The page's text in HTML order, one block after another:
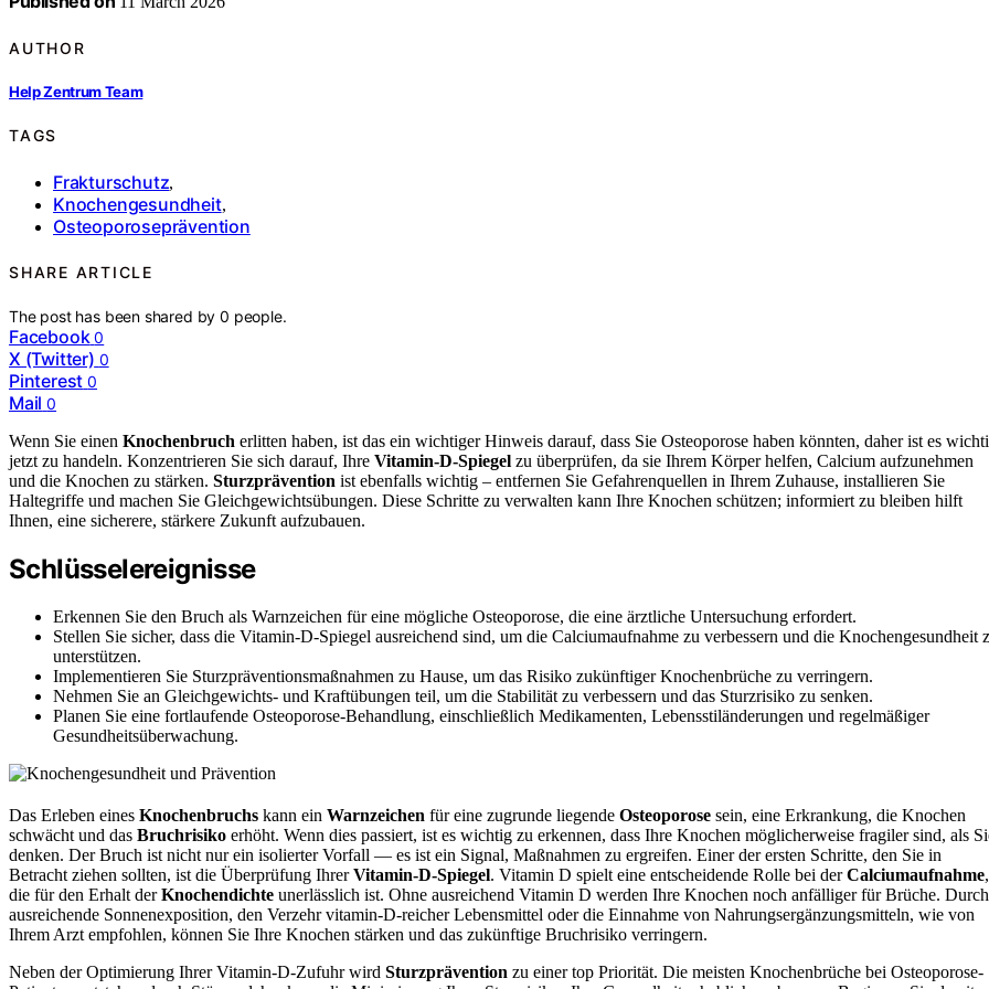
AUTHOR
Help Zentrum Team
TAGS
Frakturschutz,
Knochengesundheit,
Osteoporoseprävention
SHARE ARTICLE
The post has been shared by0 people.
Facebook 0
X (Twitter) 0
Pinterest 0
Mail 0
Wenn Sie einen Knochenbruch erlitten haben, ist das ein wichtiger Hinweis darauf, dass Sie Osteoporose haben könnten, daher ist es
jetzt zu handeln. Konzentrieren Sie sich darauf, Ihre Vitamin-D-Spiegel zu überprüfen, da sie Ihrem Körper helfen, Calcium aufzunehmen
und die Knochen zu stärken. Sturzprävention ist ebenfalls wichtig – entfernen Sie Gefahrenquellen in Ihrem Zuhause, installieren Sie
Haltegriffe und machen Sie Gleichgewichtsübungen. Diese Schritte zu verwalten kann Ihre Knochen schützen; informiert zu bleiben hilft
Ihnen, eine sicherere, stärkere Zukunft aufzubauen.
Schlüsselereignisse
Erkennen Sie den Bruch als Warnzeichen für eine mögliche Osteoporose, die eine ärztliche Untersuchung erfordert.
Stellen Sie sicher, dass die Vitamin-D-Spiegel ausreichend sind, um die Calciumaufnahme zu verbessern und die Knochengesundheit
unterstützen.
Implementieren Sie Sturzpräventionsmaßnahmen zu Hause, um das Risiko zukünftiger Knochenbrüche zu verringern.
Nehmen Sie an Gleichgewichts- und Kraftübungen teil, um die Stabilität zu verbessern und das Sturzrisiko zu senken.
Planen Sie eine fortlaufende Osteoporose-Behandlung, einschließlich Medikamenten, Lebensstiländerungen und regelmäßiger
Gesundheitsüberwachung.
Das Erleben eines Knochenbruchs kann ein Warnzeichen für eine zugrunde liegende Osteoporose sein, eine Erkrankung, die Knochen
schwächt und das Bruchrisiko erhöht. Wenn dies passiert, ist es wichtig zu erkennen, dass Ihre Knochen möglicherweise fragiler sind, als
denken. Der Bruch ist nicht nur ein isolierter Vorfall — es ist ein Signal, Maßnahmen zu ergreifen. Einer der ersten Schritte, den Sie in
Betracht ziehen sollten, ist die Überprüfung IhrerVitamin-D-Spiegel. Vitamin D spielt eine entscheidende Rolle bei derCalciumaufnahme,
die für den Erhalt derKnochendichte unerlässlich ist. Ohne ausreichend Vitamin D werden Ihre Knochen noch anfälliger für Brüche. Durch
ausreichende Sonnenexposition, den Verzehr vitamin-D-reicher Lebensmittel oder die Einnahme von Nahrungsergänzungsmitteln, wie von
Ihrem Arzt empfohlen, können Sie Ihre Knochen stärken und das zukünftige Bruchrisiko verringern.
Neben der Optimierung Ihrer Vitamin-D-Zufuhr wird Sturzprävention zu einer top Priorität. Die meisten Knochenbrüche bei Osteoporose-